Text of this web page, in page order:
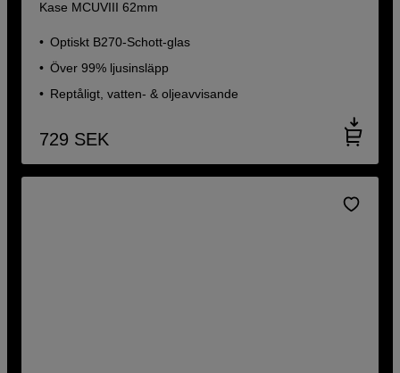
Kase MCUVIII 62mm
Optiskt B270-Schott-glas
Över 99% ljusinsläpp
Reptåligt, vatten- & oljeavvisande
729 SEK